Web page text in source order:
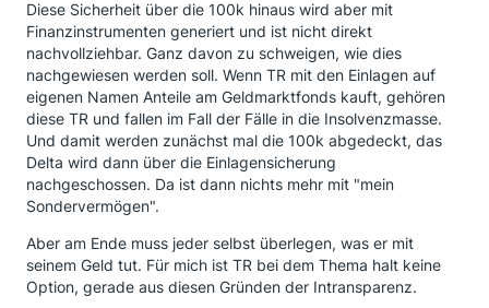
Diese Sicherheit über die 100k hinaus wird aber mit
Finanzinstrumenten generiert und ist nicht direkt
nachvollziehbar. Ganz davon zu schweigen, wie dies
nachgewiesen werden soll. Wenn TR mit den Einlagen auf
eigenen Namen Anteile am Geldmarktfonds kauft, gehören
diese TR und fallen im Fall der Fälle in die Insolvenzmasse.
Und damit werden zunächst mal die 100k abgedeckt, das
Delta wird dann über die Einlagensicherung
nachgeschossen. Da ist dann nichts mehr mit "mein
Sondervermögen".
Aber am Ende muss jeder selbst überlegen, was er mit
seinem Geld tut. Für mich ist TR bei dem Thema halt keine
Option, gerade aus diesen Gründen der Intransparenz.